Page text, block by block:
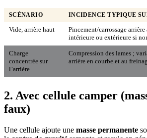
SCÉNARIO INCIDENCE TYPIQUE
Vide, arrière haut
Pincement/carrossage
intérieure ou extérieure si
Charge
concentrée sur
l’arrière
Compression des lames ;
arrière en courbe et au
2. Avec cellule camper
faux)
Une cellule ajoute une masse permanente